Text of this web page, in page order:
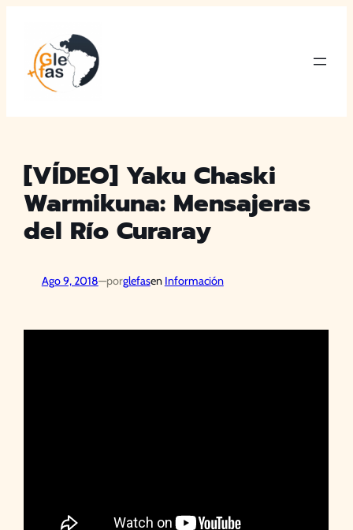
contenido
[VÍDEO] Yaku Chaski
Warmikuna: Mensajeras
del Río Curaray
Ago 9, 2018—porglefasen Información